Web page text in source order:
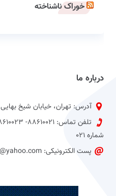
خوراک ناشناخته
درباره ما
آدرس: تهران، خیابان شیخ
شماره 021
پست الکترونیکی: jahan1383@yahoo.com